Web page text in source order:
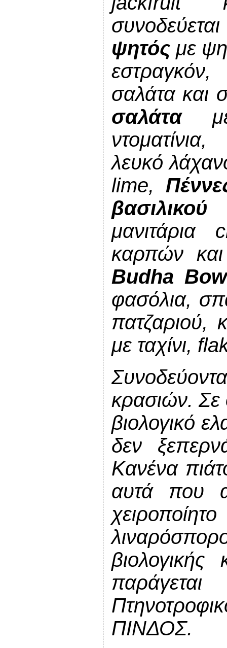
ψητόςμε
εστραγκόν,
σαλάτα και
σαλάταμε
λευκό
lime,
μανιτάρια
καρπών
Budha
φασόλια,
πατζαριού,
με ταχίνι,
κρασιών. Σε
βιολογικό
δεν
Κανένα
αυτά που
βιολογικής
ΠΙΝΔΟΣ.